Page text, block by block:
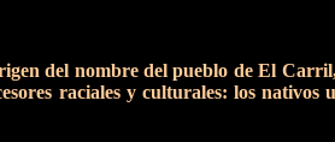
del nombre del pueblo de El
raciales y culturales: los